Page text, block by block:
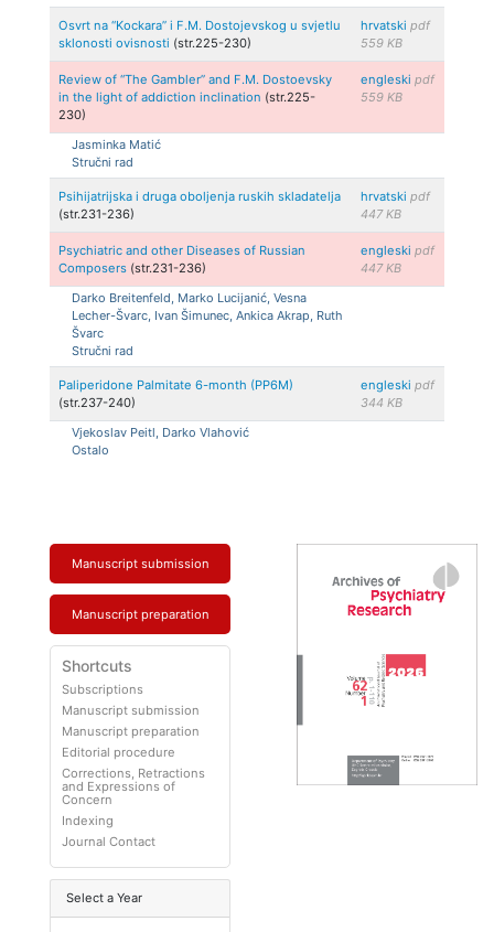
Osvrt na “Kockara” i F.M. Dostojevskog u svjetlu
sklonosti ovisnosti (str.225-230)
hrvatski pdf
559 KB
Review of “The Gambler” and F.M. Dostoevsky
in the light of addiction inclination (str.225-
230)
engleski pdf
559 KB
Jasminka Matić
Stručni rad
Psihijatrijska i druga oboljenja ruskih skladatelja
(str.231-236)
hrvatski pdf
447 KB
Psychiatric and other Diseases of Russian
Composers (str.231-236)
engleski pdf
447 KB
Darko Breitenfeld, Marko Lucijanić, Vesna
Lecher-Švarc, Ivan Šimunec, Ankica Akrap, Ruth
Švarc
Stručni rad
Paliperidone Palmitate 6-month (PP6M)
(str.237-240)
engleski pdf
344 KB
Vjekoslav Peitl, Darko Vlahović
Ostalo
Manuscript submission
Manuscript preparation
Shortcuts
Subscriptions
Manuscript submission
Manuscript preparation
Editorial procedure
Corrections, Retractions
and Expressions of
Concern
Indexing
Journal Contact
Select a Year